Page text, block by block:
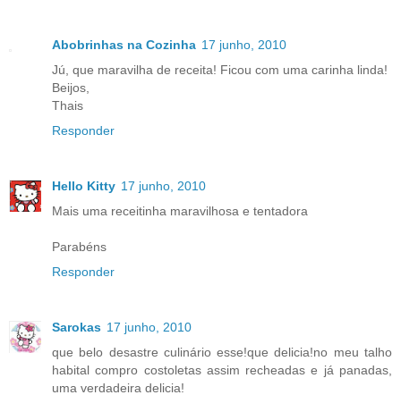
Abobrinhas na Cozinha 17 junho, 2010
Jú, que maravilha de receita! Ficou com uma carinha linda!
Beijos,
Thais
Responder
Hello Kitty 17 junho, 2010
Mais uma receitinha maravilhosa e tentadora
Parabéns
Responder
Sarokas 17 junho, 2010
que belo desastre culinário esse!que delicia!no meu talho
habital compro costoletas assim recheadas e já panadas,
uma verdadeira delicia!